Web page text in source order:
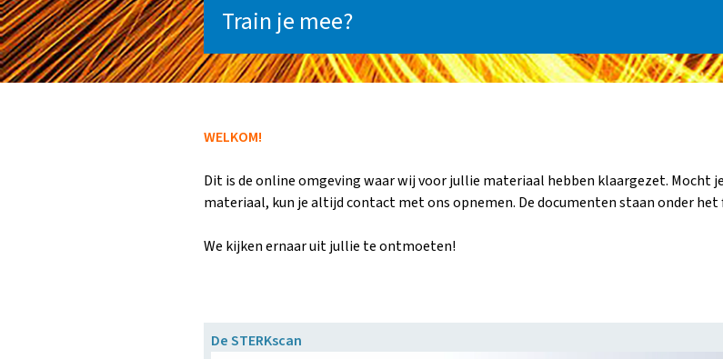
Train je mee?
WELKOM!
Dit is de online omgeving waar wij voor jullie materiaal hebben klaargezet. Mocht
materiaal, kun je altijd contact met ons opnemen. De documenten staan onder
We kijken ernaar uit jullie te ontmoeten!
De STERKscan